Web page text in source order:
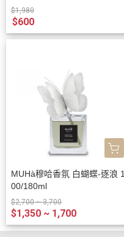
$1,980
$600
MUHà穆哈香氛 白蝴蝶-逐浪 1
00/180ml
$2,700 ~ 3,700
$1,350 ~ 1,700